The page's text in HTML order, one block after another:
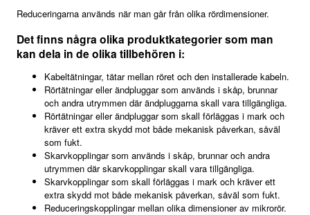
Reduceringarna används när man går från olika rördimensioner.
Det finns några olika produktkategorier som man
kan dela in de olika tillbehören i:
Kabeltätningar, tätar mellan röret och den installerade kabeln.
Rörtätningar eller ändpluggar som används i skåp, brunnar
och andra utrymmen där ändpluggarna skall vara tillgängliga.
Rörtätningar eller ändpluggar som skall förläggas i mark och
kräver ett extra skydd mot både mekanisk påverkan, såväl
som fukt.
Skarvkopplingar som används i skåp, brunnar och andra
utrymmen där skarvkopplingar skall vara tillgängliga.
Skarvkopplingar som skall förläggas i mark och kräver ett
extra skydd mot både mekanisk påverkan, såväl som fukt.
Reduceringskopplingar mellan olika dimensioner av mikrorör.